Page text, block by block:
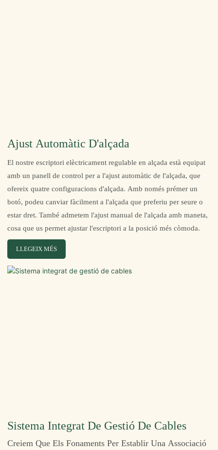
Ajust Automàtic D'alçada
El nostre escriptori elèctricament regulable en alçada està equipat
amb un panell de control per a l'ajust automàtic de l'alçada, que
ofereix quatre configuracions d'alçada. Amb només prémer un
botó, podeu canviar fàcilment a l'alçada que preferiu per seure o
estar dret. També admetem l'ajust manual de l'alçada amb maneta,
cosa que us permet ajustar l'escriptori a la posició més còmoda.
LLEGEIX MÉS
Sistema Integrat De Gestió De Cables
Creiem Que Els Fonaments Per Establir Una Associació